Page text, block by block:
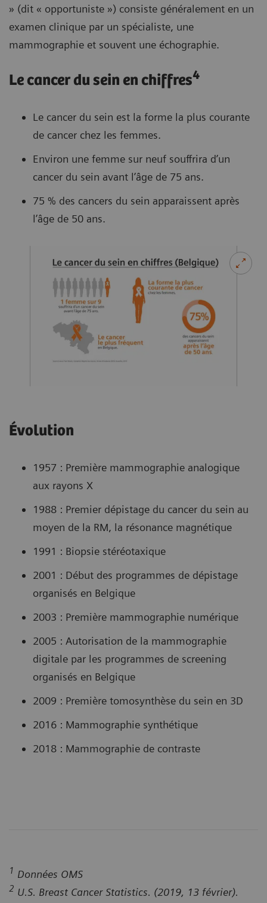
» (dit « opportuniste ») consiste généralement en un
examen clinique par un spécialiste, une
mammographie et souvent une échographie.
Le cancer du sein en chiffres4
Le cancer du sein est la forme la plus courante
de cancer chez les femmes.
Environ une femme sur neuf souffrira d’un
cancer du sein avant l’âge de 75 ans.
75 % des cancers du sein apparaissent après
l’âge de 50 ans.
Évolution
1957 : Première mammographie analogique
aux rayons X
1988 : Premier dépistage du cancer du sein au
moyen de la RM, la résonance magnétique
1991 : Biopsie stéréotaxique
2001 : Début des programmes de dépistage
organisés en Belgique
2003 : Première mammographie numérique
2005 : Autorisation de la mammographie
digitale par les programmes de screening
organisés en Belgique
2009 : Première tomosynthèse du sein en 3D
2016 : Mammographie synthétique
2018 : Mammographie de contraste
1 Données OMS
2 U.S. Breast Cancer Statistics. (2019, 13 février).